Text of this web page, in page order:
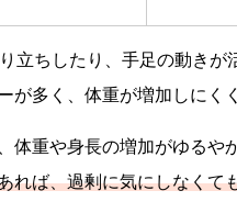
立ちしたり、手足の動きが
が多く、体重が増加しにく
体重や身長の増加がゆるや
れば、過剰に気にしなくて